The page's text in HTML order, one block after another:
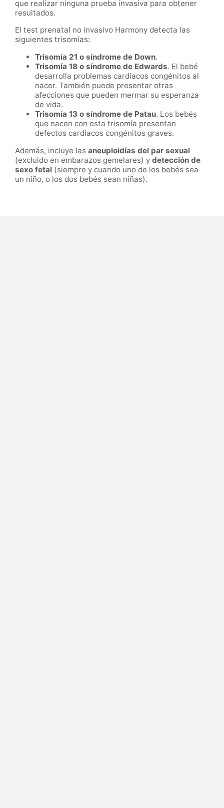
que realizar ninguna prueba invasiva para obtener
resultados.
El test prenatal no invasivo Harmony detecta las
siguientes trisomías:
Trisomía 21 o síndrome de Down.
Trisomía 18 o síndrome de Edwards. El bebé
desarrolla problemas cardiacos congénitos al
nacer. También puede presentar otras
afecciones que pueden mermar su esperanza
de vida.
Trisomía 13 o síndrome de Patau. Los bebés
que nacen con esta trisomía presentan
defectos cardiacos congénitos graves.
Además, incluye las aneuploidías del par sexual
(excluido en embarazos gemelares) y detección de
sexo fetal (siempre y cuando uno de los bebés sea
un niño, o los dos bebés sean niñas).